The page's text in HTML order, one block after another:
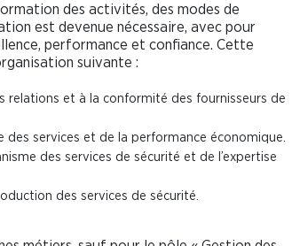
des activités, des modes de
est devenue nécessaire, avec pour
performance et confiance. Cette
suivante :
relations et à la conformité des fournisseurs de
des services et de la performance économique.
des services de sécurité et de l’expertise
des services de sécurité.